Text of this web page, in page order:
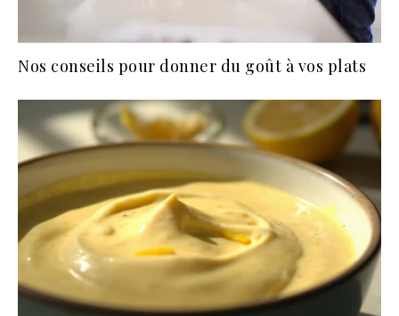
Nos conseils pour donner du goût à vos plats